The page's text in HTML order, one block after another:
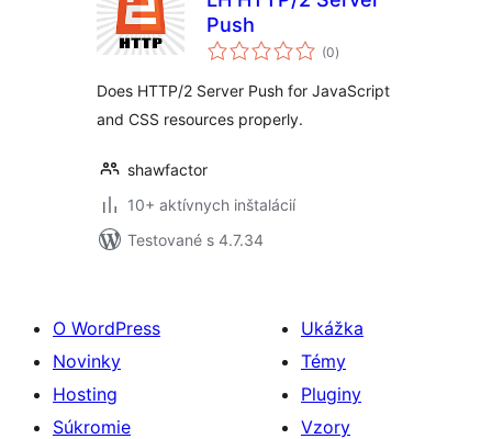
Push
(0celkové
hodnotenie
)
Does HTTP/2 Server Push for JavaScript
and CSS resources properly.
shawfactor
10+ aktívnych inštalácií
Testované s 4.7.34
O WordPress
Novinky
Hosting
Súkromie
Ukážka
Témy
Pluginy
Vzory